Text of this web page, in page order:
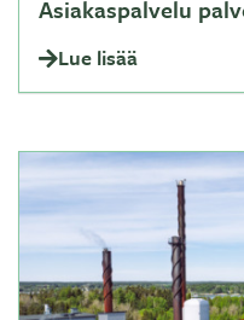
Asiakaspalvelu
Lue lisää